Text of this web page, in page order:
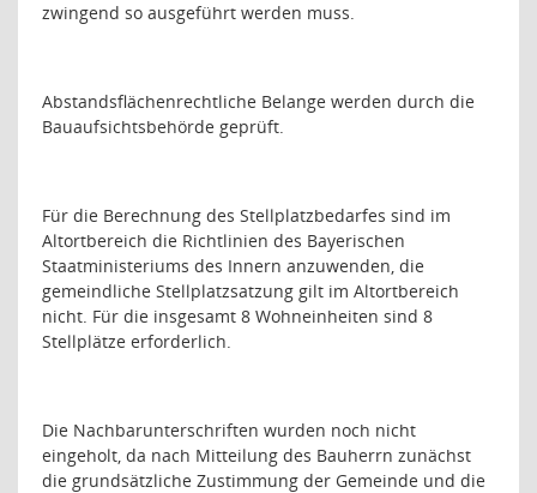
zwingend so ausgeführt werden muss.
Abstandsflächenrechtliche Belange werden durch die
Bauaufsichtsbehörde geprüft.
Für die Berechnung des Stellplatzbedarfes sind im
Altortbereich die Richtlinien des Bayerischen
Staatministeriums des Innern anzuwenden, die
gemeindliche Stellplatzsatzung gilt im Altortbereich
nicht. Für die insgesamt 8 Wohneinheiten sind 8
Stellplätze erforderlich.
Die Nachbarunterschriften wurden noch nicht
eingeholt, da nach Mitteilung des Bauherrn zunächst
die grundsätzliche Zustimmung der Gemeinde und die